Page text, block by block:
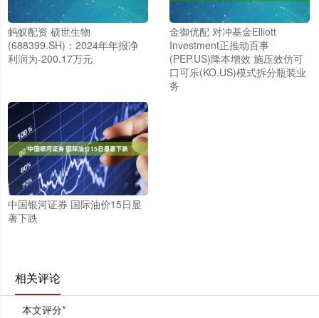
蚂蚁配资 硕世生物
(688399.SH)：2024年年报净
利润为-200.17万元
金御优配 对冲基金Elliott
Investment正推动百事
(PEP.US)降本增效 施压效仿可
口可乐(KO.US)模式拆分瓶装业
务
中国银河证券 国际油价15日显
著下跌
相关评论
本文评分*